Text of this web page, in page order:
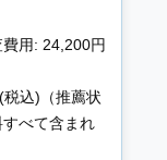
用: 24,200円
込)（推薦状
べて含まれ